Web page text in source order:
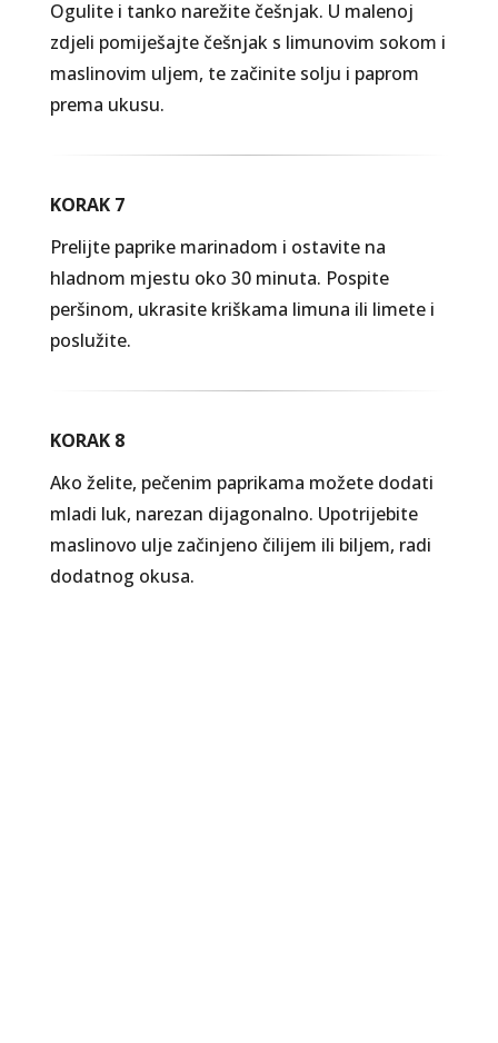
Ogulite i tanko narežite češnjak. U malenoj
zdjeli pomiješajte češnjak s limunovim sokom i
maslinovim uljem, te začinite solju i paprom
prema ukusu.
KORAK 7
Prelijte paprike marinadom i ostavite na
hladnom mjestu oko 30 minuta. Pospite
peršinom, ukrasite kriškama limuna ili limete i
poslužite.
KORAK 8
Ako želite, pečenim paprikama možete dodati
mladi luk, narezan dijagonalno. Upotrijebite
maslinovo ulje začinjeno čilijem ili biljem, radi
dodatnog okusa.